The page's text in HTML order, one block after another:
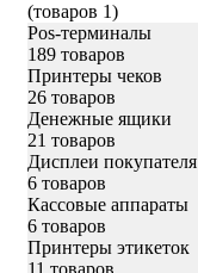
(товаров 1)
Pos-терминалы
189 товаров
Принтеры чеков
26 товаров
Денежные ящики
21 товаров
Дисплеи покупателя
6 товаров
Кассовые аппараты
6 товаров
Принтеры этикеток